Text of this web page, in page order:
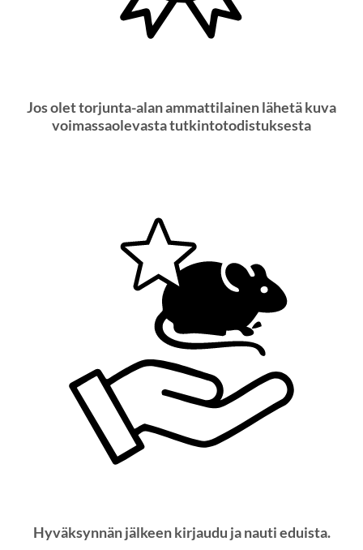
Jos olet torjunta-alan ammattilainen lähetä kuva
voimassaolevasta tutkintotodistuksesta
Hyväksynnän jälkeen kirjaudu ja nauti eduista.